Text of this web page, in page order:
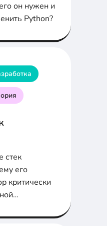
он нужен и
Python?
стек
его
критически
стеки